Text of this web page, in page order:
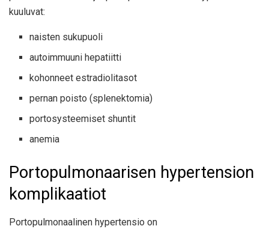
kuuluvat:
naisten sukupuoli
autoimmuuni hepatiitti
kohonneet estradiolitasot
pernan poisto (splenektomia)
portosysteemiset shuntit
anemia
Portopulmonaarisen hypertension
komplikaatiot
Portopulmonaalinen hypertensio on